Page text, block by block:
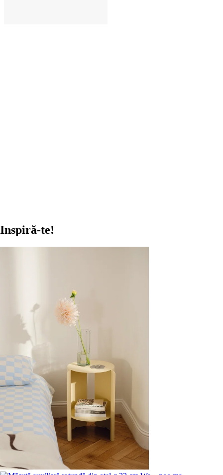
Inspiră-te!